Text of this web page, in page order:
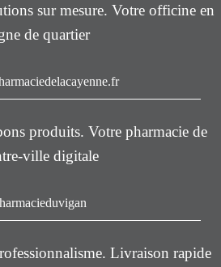
sur mesure. Votre officine en
de quartier
produits. Votre pharmacie de
ville digitale
Livraison rapide